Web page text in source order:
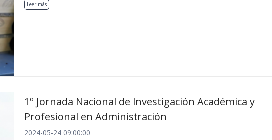
Leer más
1º Jornada Nacional de Investigación Académica y
Profesional en Administración
2024-05-24 09:00:00